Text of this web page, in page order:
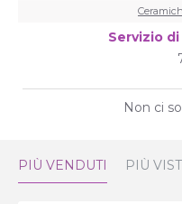
Servizio
Non ci
PIÙ VENDUTI PIÙ